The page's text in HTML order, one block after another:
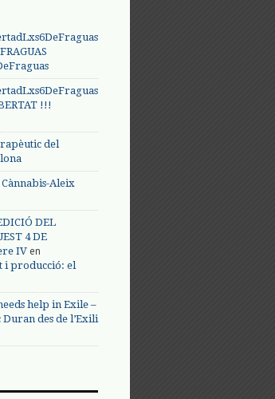
FRAGUAS
!!!
del
Aleix
DEL
4 DE
IV en
i producció: el
help in Exile –
des de l’Exili